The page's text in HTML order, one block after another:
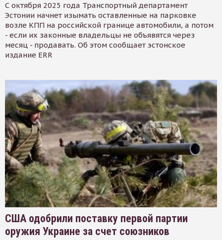
С октября 2025 года Транспортный департамент
Эстонии начнет изымать оставленные на парковке
возле КПП на российской границе автомобили, а потом
- если их законные владельцы не объявятся через
месяц - продавать. Об этом сообщает эстонское
издание ERR
США одобрили поставку первой партии
оружия Украине за счет союзников